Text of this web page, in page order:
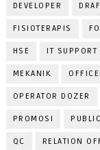
DEVELOPER
FISIOTERAPIS
HSE IT SUPPORT
MEKANIK
OPERATOR DOZER
PROMOSI
QC RELATION